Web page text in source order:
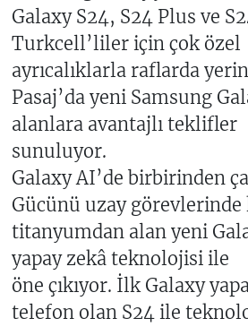
Galaxy S24, S24 Plus ve
Turkcell’liler için çok özel
ayrıcalıklarla raflarda
Pasaj’da yeni Samsung
alanlara avantajlı teklifler
sunuluyor.
Galaxy AI’de birbirinden
Gücünü uzay görevlerinde
titanyumdan alan yeni
yapay zekâ teknolojisi ile
öne çıkıyor. İlk Galaxy
telefon olan S24 ile